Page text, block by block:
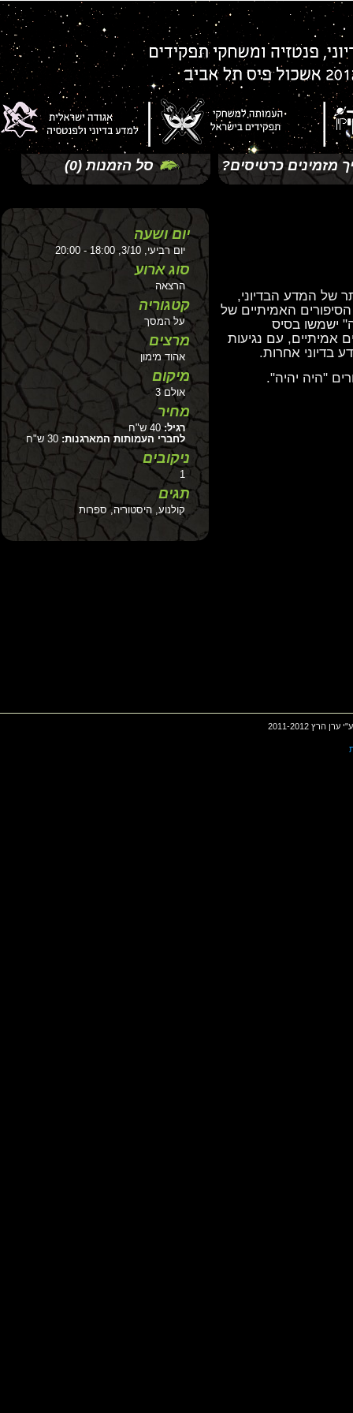
כרטיסים? סל הזמנות(0)
המדע הבדיוני,
האמיתיים של
בסיס
עם נגיעות
אחרות.
"היה יהיה".
יום ושעה
יום רביעי, 3/10, 18:00 - 20:00
סוג ארוע
הרצאה
קטגוריה
על המסך
מרצים
אהוד מימון
מיקום
אולם 3
מחיר
רגיל:40 ש"ח
לחברי העמותות המארגנות:30 ש"ח
ניקובים
1
תגים
קולנוע, היסטוריה, ספרות
2012